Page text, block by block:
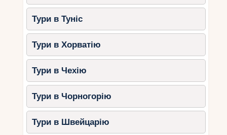
Додаткові розкішні велнес-
послуги
Для гостей, які прагнуть максимального релакс,
велнес-програми:
Приватні заняття йогою та
медитацієюз особистим
інструктором
СПА-процедури у віллі–
Тури в Туніс
Тури в Хорватію
Тури в Чехію
Тури в Чорногорію
Тури в Швейцарію